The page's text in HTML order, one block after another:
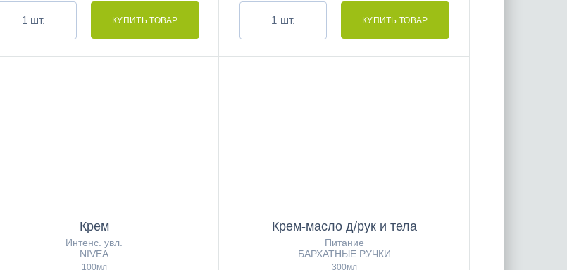
шт. шт.
Крем
Интенс. увл.
NIVEA
100мл
Крем-масло д/рук и тела
Питание
БАРХАТНЫЕ РУЧКИ
300мл